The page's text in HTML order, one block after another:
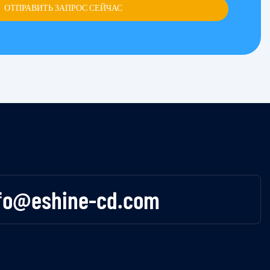
ОТПРАВИТЬ ЗАПРОС СЕЙЧАС
cd.com